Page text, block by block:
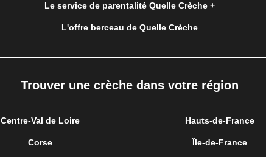
Le service de parentalité Quelle Crèche +
L'offre berceau de Quelle Crèche
Trouver une crèche dans votre région
Centre-Val de Loire
Corse
Hauts-de-France
Île-de-France